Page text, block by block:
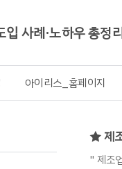
사례·노하우 총정
아이리스_홈페이지
★ 제
" 제조